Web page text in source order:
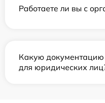
Работаете ли вы с
Какую документацию
для юридических